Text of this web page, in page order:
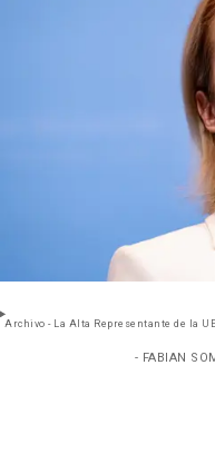
Archivo - La Alta Representante de la
- FABIAN